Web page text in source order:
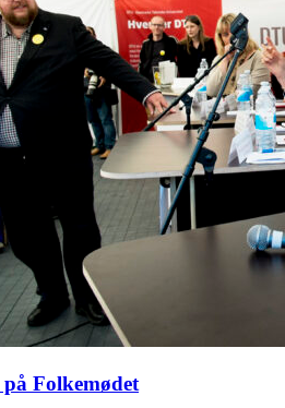
Folkemødet